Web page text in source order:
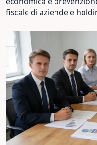
fiscale di aziende e